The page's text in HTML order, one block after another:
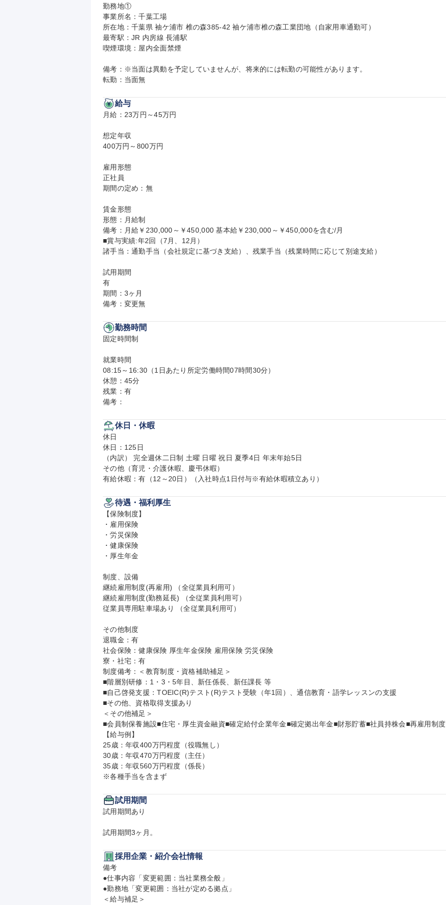
勤務地①
事業所名：千葉工場
所在地：千葉県 袖ケ浦市 椎の森385-42 袖ケ浦市椎の森工業団地（自家用車通勤可）
最寄駅：JR 内房線 長浦駅
喫煙環境：屋内全面禁煙
備考：※当面は異動を予定していませんが、将来的には転勤の可能性があります。
転勤：当面無
給与
月給：23万円～45万円
想定年収
400万円～800万円
雇用形態
正社員
期間の定め：無
賃金形態
形態：月給制
備考：月給￥230,000～￥450,000 基本給￥230,000～￥450,000を含む/月
■賞与実績:年2回（7月、12月）
諸手当：通勤手当（会社規定に基づき支給）、残業手当（残業時間に応じて別途支給）
試用期間
有
期間：3ヶ月
備考：変更無
勤務時間
固定時間制
就業時間
08:15～16:30（1日あたり所定労働時間07時間30分）
休憩：45分
残業：有
備考：
休日・休暇
休日
休日：125日
（内訳） 完全週休二日制 土曜 日曜 祝日 夏季4日 年末年始5日
その他（育児・介護休暇、慶弔休暇）
有給休暇：有（12～20日）（入社時点1日付与※有給休暇積立あり）
待遇・福利厚生
【保険制度】
・雇用保険
・労災保険
・健康保険
・厚生年金
制度、設備
継続雇用制度(再雇用) （全従業員利用可）
継続雇用制度(勤務延長) （全従業員利用可）
従業員専用駐車場あり （全従業員利用可）
その他制度
退職金：有
社会保険：健康保険 厚生年金保険 雇用保険 労災保険
寮・社宅：有
制度備考：＜教育制度・資格補助補足＞
■階層別研修：1・3・5年目、新任係長、新任課長 等
■自己啓発支援：TOEIC(R)テスト(R)テスト受験（年1回）、通信教育・語学レッスンの支援
■その他、資格取得支援あり
＜その他補足＞
■会員制保養施設■住宅・厚生資金融資■確定給付企業年金■確定拠出年金■財形貯蓄■社員持株会■再雇用制度
【給与例】
25歳：年収400万円程度（役職無し）
30歳：年収470万円程度（主任）
35歳：年収560万円程度（係長）
※各種手当を含まず
試用期間
試用期間あり
試用期間3ヶ月。
採用企業・紹介会社情報
備考
●仕事内容「変更範囲：当社業務全般」
●勤務地「変更範囲：当社が定める拠点」
＜給与補足＞